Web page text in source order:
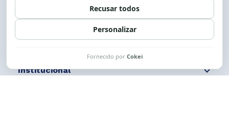
Siga nossas redes Fale conosco
Institucional